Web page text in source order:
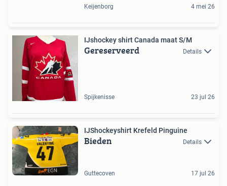
Keijenborg 4 mei 26
IJshockey shirt Canada maat S/M
Gereserveerd Details
Spijkenisse 23 jul 26
IJShockeyshirt Krefeld Pinguine
Bieden Details
Guttecoven 17 jul 26